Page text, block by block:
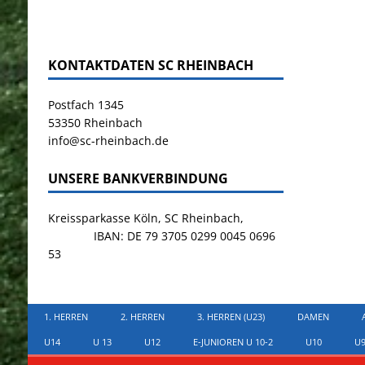
KONTAKTDATEN SC RHEINBACH
Postfach 1345
53350 Rheinbach
info@sc-rheinbach.de
UNSERE BANKVERBINDUNG
Kreissparkasse Köln, SC Rheinbach,
IBAN: DE 79 3705 0299 0045 0696
53
1. HERREN 2. HERREN 3. HERREN (U23) DAMEN
U14 U 13 U12 E-JUNIOREN U 10-2 U10 U9